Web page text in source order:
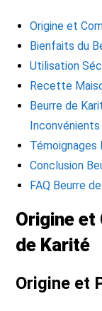
Origine et
Bienfaits du
Utilisation
Recette
Beurre de
Inconvénients
Témoignages
Conclusion
FAQ Beurre
Origine et
de Karité
Origine et